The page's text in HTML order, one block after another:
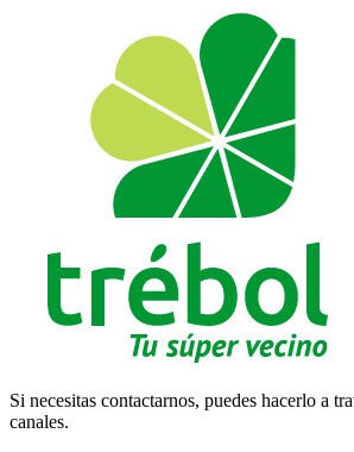
Si necesitas contactarnos, puedes hacerlo a
canales.